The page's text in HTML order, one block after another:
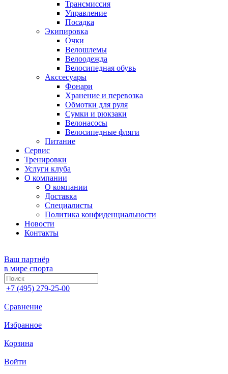
Трансмиссия
Управление
Посадка
Экипировка
Очки
Велошлемы
Велоодежда
Велосипедная обувь
Акссесуары
Фонари
Хранение и перевозка
Обмотки для руля
Сумки и рюкзаки
Велонасосы
Велосипедные фляги
Питание
Сервис
Тренировки
Услуги клуба
О компании
О компании
Доставка
Специалисты
Политика конфиденциальности
Новости
Контакты
Ваш партнёр
в мире спорта
+7 (495) 279-25-00
Сравнение
Избранное
Корзина
Войти